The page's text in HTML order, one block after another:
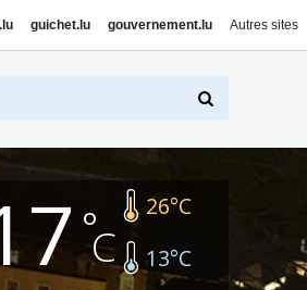
guichet.lu gouvernement.lu Autres sites
26°C
13°C